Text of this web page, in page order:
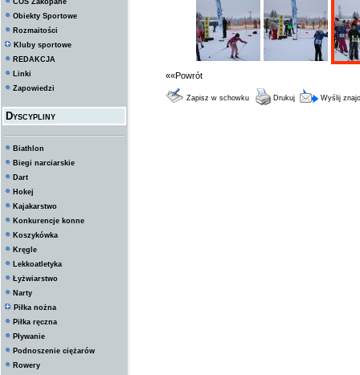
COS Zakopane
Obiekty Sportowe
Rozmaitości
Kluby sportowe
REDAKCJA
Linki
Zapowiedzi
Dyscypliny
Biathlon
Biegi narciarskie
Dart
Hokej
Kajakarstwo
Konkurencje konne
Koszykówka
Kręgle
Lekkoatletyka
Łyżwiarstwo
Narty
Piłka nożna
Piłka ręczna
Pływanie
Podnoszenie ciężarów
Rowery
««Powrót
Zapisz w schowku Drukuj Wyślij